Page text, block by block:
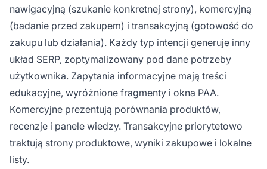
nawigacyjną (szukanie konkretnej strony), komercyjną
(badanie przed zakupem) i transakcyjną (gotowość do
zakupu lub działania). Każdy typ intencji generuje inny
układ SERP, zoptymalizowany pod dane potrzeby
użytkownika. Zapytania informacyjne mają treści
edukacyjne, wyróżnione fragmenty i okna PAA.
Komercyjne prezentują porównania produktów,
recenzje i panele wiedzy. Transakcyjne priorytetowo
traktują strony produktowe, wyniki zakupowe i lokalne
listy.